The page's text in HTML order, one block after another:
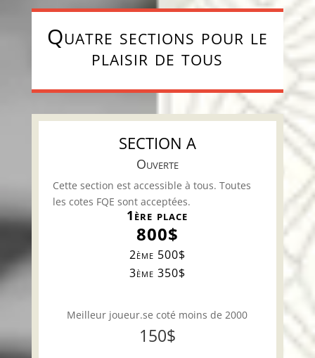
Quatre sections pour le
plaisir de tous
SECTION A
Ouverte
Cette section est accessible à tous. Toutes
les cotes FQE sont acceptées.
1ère place
800$
2ème 500$
3ème 350$
Meilleur joueur.se coté moins de 2000
150$